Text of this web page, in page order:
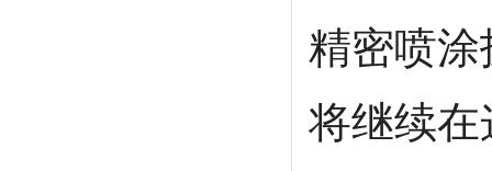
精密喷
将继续